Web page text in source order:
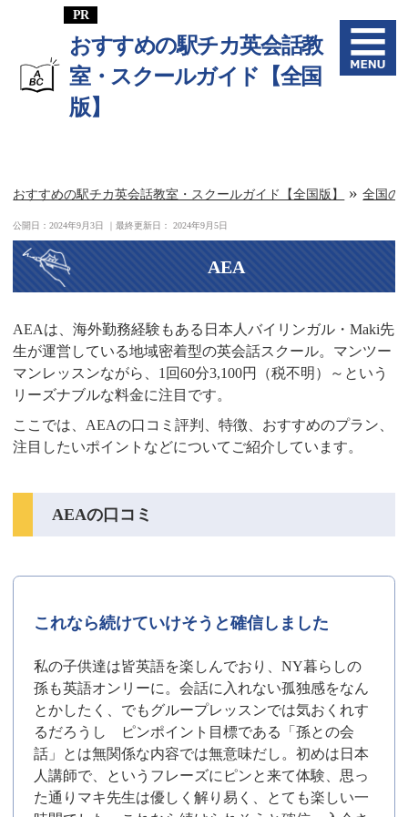
おすすめの駅チカ英会話教
室・スクールガイド【全国
版】
おすすめの駅チカ英会話教室・スクールガイド【全国版】 »全国の
公開日：2024年9月3日 ｜最終更新日：2024年9月5日
AEA
AEAは、海外勤務経験もある日本人バイリンガル・Maki先
生が運営している地域密着型の英会話スクール。マンツー
マンレッスンながら、1回60分3,100円（税不明）～という
リーズナブルな料金に注目です。
ここでは、AEAの口コミ評判、特徴、おすすめのプラン、
注目したいポイントなどについてご紹介しています。
AEAの口コミ
これなら続けていけそうと確信しました
私の子供達は皆英語を楽しんでおり、NY暮らしの
孫も英語オンリーに。会話に入れない孤独感をなん
とかしたく、でもグループレッスンでは気おくれす
るだろうし ピンポイント目標である「孫との会
話」とは無関係な内容では無意味だし。初めは日本
人講師で、というフレーズにピンと来て体験、思っ
た通りマキ先生は優しく解り易く、とても楽しい一